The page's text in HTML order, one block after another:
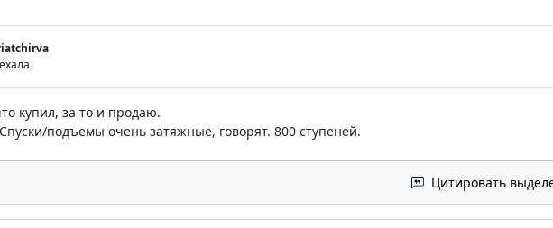
купил, за то и продаю.
подъемы очень затяжные, говорят. 800 ступеней.
Цитировать